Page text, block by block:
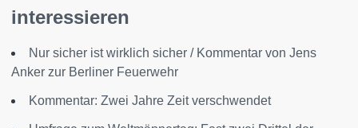
interessieren
Nur sicher ist wirklich sicher / Kommentar von Jens
Anker zur Berliner Feuerwehr
Kommentar: Zwei Jahre Zeit verschwendet